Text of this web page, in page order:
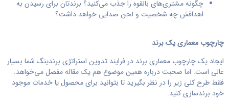
چگونه مشتری‌های بالقوه را جذب می‌کنید؟ برندتان برای رسیدن به
اهدافش چه شخصیت و لحن صدایی خواهد داشت؟
چارچوب معماری یک برند
ایجاد یک چارچوب معماری برند در فرایند تدوین استراتژی برندینگ شما بسیار
عالی است. اما صحبت درباره همین موضوع هم یک مقاله مفصل می‌خواهد.
فقط طرح کلی زیر را در نظر بگیرید تا بتوانید برای محصول یا خدمات موجود
خود برندسازی کنید.